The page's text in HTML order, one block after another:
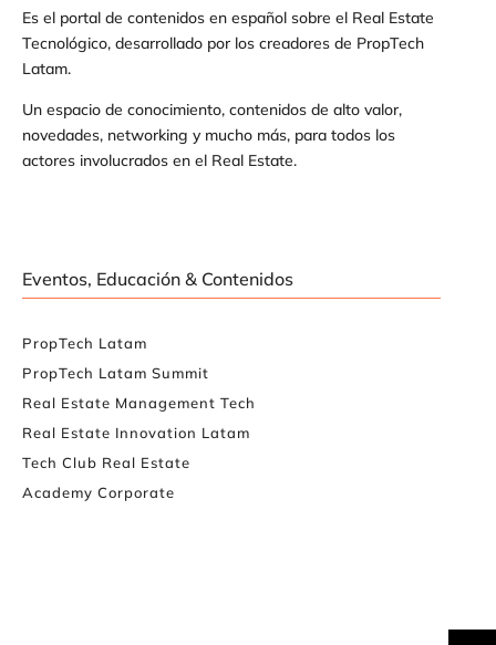
Es el portal de contenidos en español sobre el Real Estate
Tecnológico, desarrollado por los creadores de PropTech
Latam.
Un espacio de conocimiento, contenidos de alto valor,
novedades, networking y mucho más, para todos los
actores involucrados en el Real Estate.
Eventos, Educación & Contenidos
PropTech Latam
PropTech Latam Summit
Real Estate Management Tech
Real Estate Innovation Latam
Tech Club Real Estate
Academy Corporate